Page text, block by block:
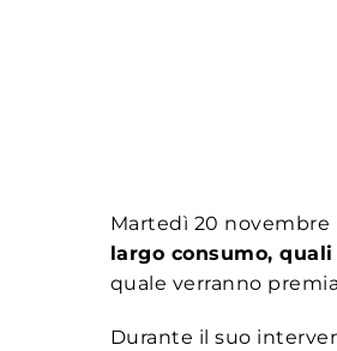
Martedì 20 novembre
largo consumo,
quale verranno
Durante il suo